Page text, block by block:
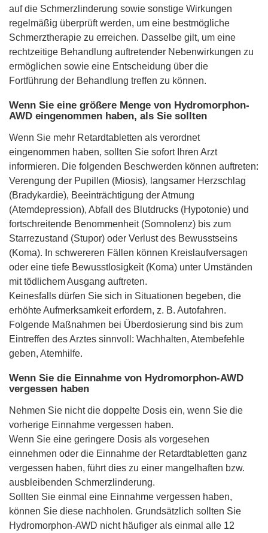
auf die Schmerzlinderung sowie sonstige Wirkungen
regelmäßig überprüft werden, um eine bestmögliche
Schmerztherapie zu erreichen. Dasselbe gilt, um eine
rechtzeitige Behandlung auftretender Nebenwirkungen zu
ermöglichen sowie eine Entscheidung über die
Fortführung der Behandlung treffen zu können.
Wenn Sie eine größere Menge von Hydromorphon-
AWD eingenommen haben, als Sie sollten
Wenn Sie mehr Retardtabletten als verordnet
eingenommen haben, sollten Sie sofort Ihren Arzt
informieren. Die folgenden Beschwerden können auftreten:
Verengung der Pupillen (Miosis), langsamer Herzschlag
(Bradykardie), Beeinträchtigung der Atmung
(Atemdepression), Abfall des Blutdrucks (Hypotonie) und
fortschreitende Benommenheit (Somnolenz) bis zum
Starrezustand (Stupor) oder Verlust des Bewusstseins
(Koma). In schwereren Fällen können Kreislaufversagen
oder eine tiefe Bewusstlosigkeit (Koma) unter Umständen
mit tödlichem Ausgang auftreten.
Keinesfalls dürfen Sie sich in Situationen begeben, die
erhöhte Aufmerksamkeit erfordern, z. B. Autofahren.
Folgende Maßnahmen bei Überdosierung sind bis zum
Eintreffen des Arztes sinnvoll: Wachhalten, Atembefehle
geben, Atemhilfe.
Wenn Sie die Einnahme von Hydromorphon-AWD
vergessen haben
Nehmen Sie nicht die doppelte Dosis ein, wenn Sie die
vorherige Einnahme vergessen haben.
Wenn Sie eine geringere Dosis als vorgesehen
einnehmen oder die Einnahme der Retardtabletten ganz
vergessen haben, führt dies zu einer mangelhaften bzw.
ausbleibenden Schmerzlinderung.
Sollten Sie einmal eine Einnahme vergessen haben,
können Sie diese nachholen. Grundsätzlich sollten Sie
Hydromorphon-AWD nicht häufiger als einmal alle 12